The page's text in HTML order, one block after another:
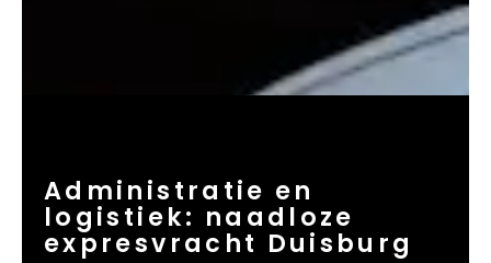
Administratie en
logistiek: naadloze
expresvracht Duisburg